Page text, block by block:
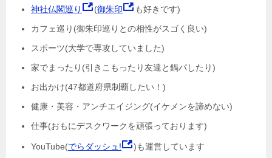
神社仏閣巡り (御朱印
も好きです)
カフェ巡り(御朱印巡りとの相性がスゴく良い)
スポーツ(大学で専攻していました)
家でまったり(引きこもったり友達と鍋パしたり)
お出かけ(47都道府県制覇したい！)
健康・美容・アンチエイジング(イケメンを諦めない)
仕事(おもにデスクワークを頑張っております)
YouTube(でらダッシュ! )も運営しています